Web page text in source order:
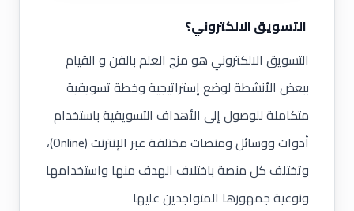
التسويق الالكتروني؟
التسويق الالكتروني هو مزج العلم بالفن و القيام
ببعض الأنشطة لوضع إستراتيجية وخطة تسويقية
متكاملة للوصول إلى الأهداف التسويقية باستخدام
أدوات ووسائل ومنصات مختلفة عبر الإنترنت (Online)،
وتختلف كل منصة باختلاف الهدف منها واستخدامها
ونوعية جمهورها المتواجدين عليها